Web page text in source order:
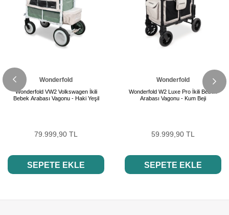
Wonderfold
Wonderfold VW2 Volkswagen İkili
Bebek Arabası Vagonu - Haki Yeşil
79.999,90 TL
SEPETE EKLE
Wonderfold
Wonderfold W2 Luxe Pro İkili Bebek
Arabası Vagonu - Kum Beji
59.999,90 TL
SEPETE EKLE